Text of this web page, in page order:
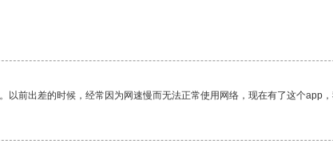
前出差的时候，经常因为网速慢而无法正常使用网络，现在有了这个app，